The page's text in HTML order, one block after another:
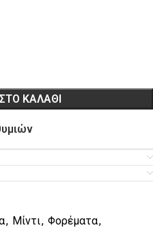
ΚΑΛΆΘΙ
, Μίντι, Φορέματα,